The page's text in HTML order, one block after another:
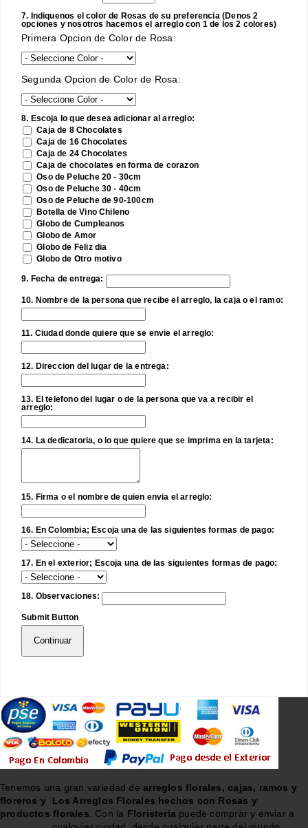
7. Indiquenos el color de Rosas de su preferencia (Denos 2
opciones y nosotros hacemos el arreglo con 1 de los 2 colores)
Primera Opcion de Color de Rosa:
Segunda Opcion de Color de Rosa:
8. Escoja lo que desea adicionar al arreglo:
Caja de 8 Chocolates
Caja de 16 Chocolates
Caja de 24 Chocolates
Caja de chocolates en forma de corazon
Oso de Peluche 20 - 30cm
Oso de Peluche 30 - 40cm
Oso de Peluche de 90-100cm
Botella de Vino Chileno
Globo de Cumpleanos
Globo de Amor
Globo de Feliz dia
Globo de Otro motivo
9. Fecha de entrega:
10. Nombre de la persona que recibe el arreglo, la caja o el ramo:
11. Ciudad donde quiere que se envie el arreglo:
12. Direccion del lugar de la entrega:
13. El telefono del lugar o de la persona que va a recibir el
arreglo:
14. La dedicatoria, o lo que quiere que se imprima en la tarjeta:
15. Firma o el nombre de quien envia el arreglo:
16. En Colombia; Escoja una de las siguientes formas de pago:
17. En el exterior; Escoja una de las siguientes formas de pago:
18. Observaciones:
Submit Button
Continuar
Tenemos una gran variedad dearreglos florales, cajas, ramos y
floreros y
Los Arreglos Florales hechos con Rosas y
productos florales . Con la Floristeria puede comprar y enviar a